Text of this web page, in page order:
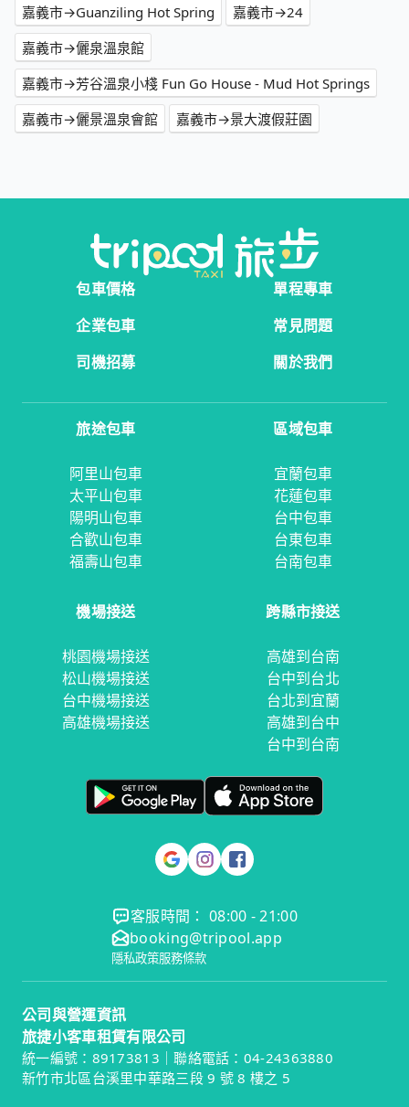
嘉義市→Guanziling Hot Spring
嘉義市→24
嘉義市→儷泉溫泉館
嘉義市→芳谷溫泉小棧 Fun Go House - Mud Hot Springs
嘉義市→儷景溫泉會館
嘉義市→景大渡假莊園
包車價格
單程專車
企業包車
常見問題
司機招募
關於我們
旅途包車
阿里山包車
太平山包車
陽明山包車
合歡山包車
福壽山包車
區域包車
宜蘭包車
花蓮包車
台中包車
台東包車
台南包車
機場接送
桃園機場接送
松山機場接送
台中機場接送
高雄機場接送
跨縣市接送
高雄到台南
台中到台北
台北到宜蘭
高雄到台中
台中到台南
客服時間： 08:00 - 21:00
booking@tripool.app
隱私政策服務條款
公司與營運資訊
旅捷小客車租賃有限公司
統一編號：89173813｜聯絡電話：04-24363880
新竹市北區台溪里中華路三段 9 號 8 樓之 5